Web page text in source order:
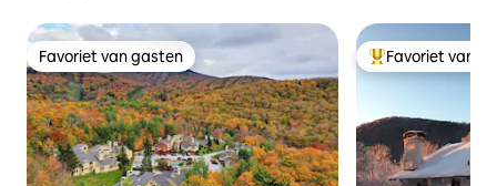
Favoriet van gasten
Favoriet van gasten Topfavoriet van
Favoriet van